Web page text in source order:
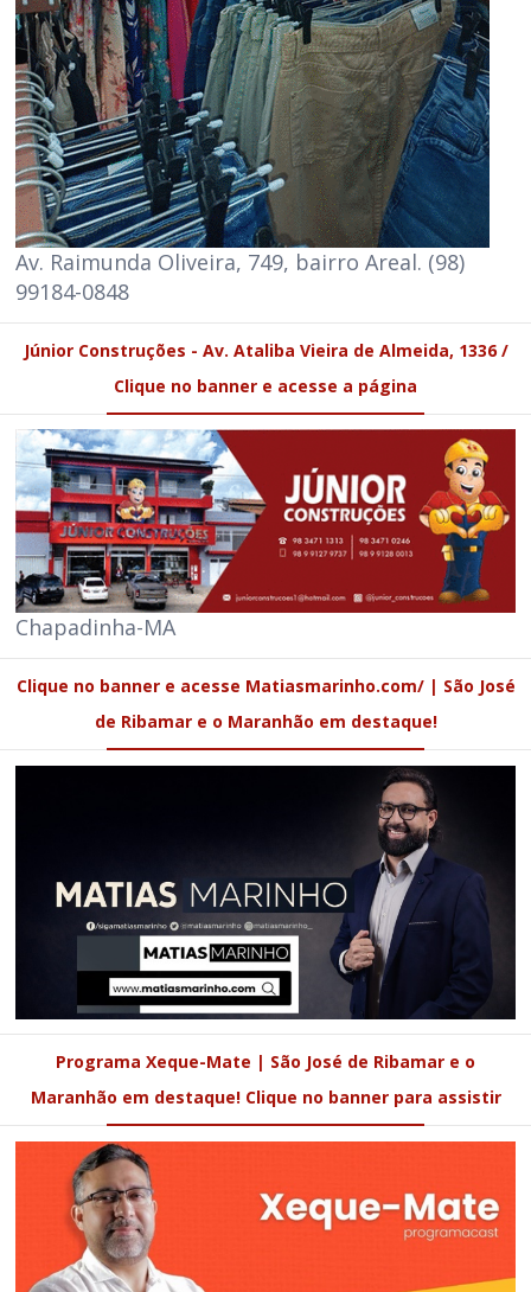
Av. Raimunda Oliveira, 749, bairro Areal. (98)
99184-0848
Júnior Construções - Av. Ataliba Vieira de Almeida, 1336 /
Clique no banner e acesse a página
Chapadinha-MA
Clique no banner e acesse Matiasmarinho.com/ | São José
de Ribamar e o Maranhão em destaque!
Programa Xeque-Mate | São José de Ribamar e o
Maranhão em destaque! Clique no banner para assistir